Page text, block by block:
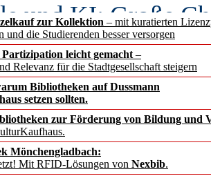
zur Kollektion – mit kuratierten
und die Studierenden besser versorgen
leicht gemacht –
Relevanz für die Stadtgesellschaft steigern
Bibliotheken auf Dussmann
setzen sollten.
zur Förderung von Bildung und
Mönchengladbach:
Mit RFID-Lösungen von Nexbib.
und KI: Große
erstes
Research –